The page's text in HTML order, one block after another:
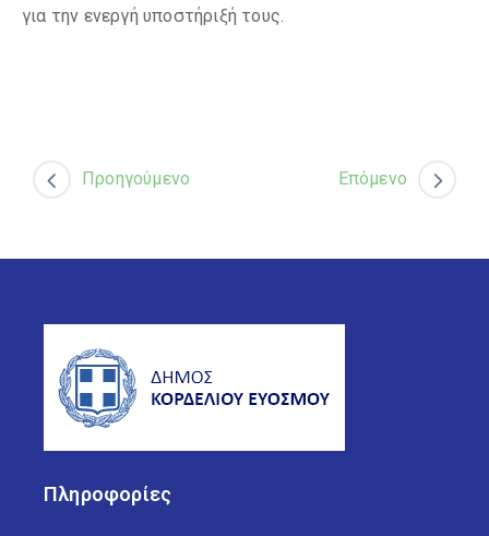
για την ενεργή υποστήριξή τους.
Προηγούμενο Επόμενο
Πληροφορίες